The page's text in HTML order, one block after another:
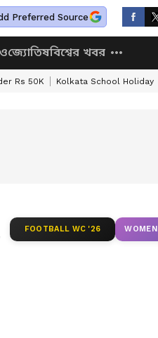
Preferred Source
জ্যোতিষবিশ্বের খবর
Rs 50K Kolkata School Holiday
FOOTBALL WC '26